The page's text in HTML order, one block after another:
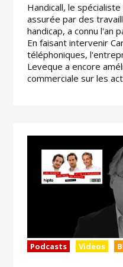
Handicall, le
assurée par des
handicap, a connu l'an
En faisant intervenir
téléphoniques,
Leveque a encore
commerciale sur les
Podcasts Videos